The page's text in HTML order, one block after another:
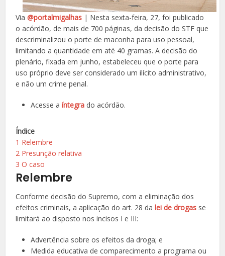
Via@portalmigalhas | Nesta sexta-feira, 27, foi publicado
o acórdão, de mais de 700 páginas, da decisão do STF que
descriminalizou o porte de maconha para uso pessoal,
limitando a quantidade em até 40 gramas. A decisão do
plenário, fixada em junho, estabeleceu que o porte para
uso próprio deve ser considerado um ilícito administrativo,
e não um crime penal.
Acesse aíntegra do acórdão.
Índice
1 Relembre
2 Presunção relativa
3 O caso
Relembre
Conforme decisão do Supremo, com a eliminação dos
efeitos criminais, a aplicação do art. 28 dalei de drogas se
limitará ao disposto nos incisos I e III:
Advertência sobre os efeitos da droga; e
Medida educativa de comparecimento a programa ou